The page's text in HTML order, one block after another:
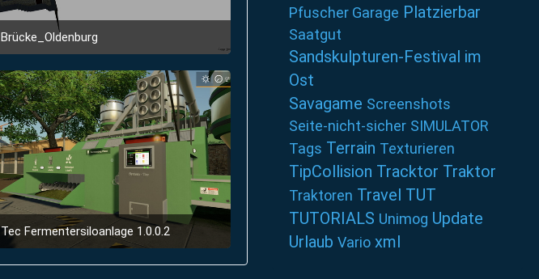
Brücke_Oldenburg
20. August 2019 um 17:46
Tec Fermentersiloanlage 1.0.0.2
6. Juli 2019 um 21:36
Pfuscher Garage Platzierbar
Saatgut
Sandskulpturen-Festival im
Ost
Savagame Screenshots
Seite-nicht-sicher SIMULATOR
Tags Terrain Texturieren
TipCollision Tracktor Traktor
Traktoren Travel TUT
TUTORIALS Unimog Update
Urlaub Vario xml